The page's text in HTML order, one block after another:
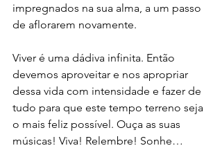
impregnados na sua alma, a um passo
de aflorarem novamente.
Viver é uma dádiva infinita. Então
devemos aproveitar e nos apropriar
dessa vida com intensidade e fazer de
tudo para que este tempo terreno seja
o mais feliz possível. Ouça as suas
músicas! Viva! Relembre! Sonhe…